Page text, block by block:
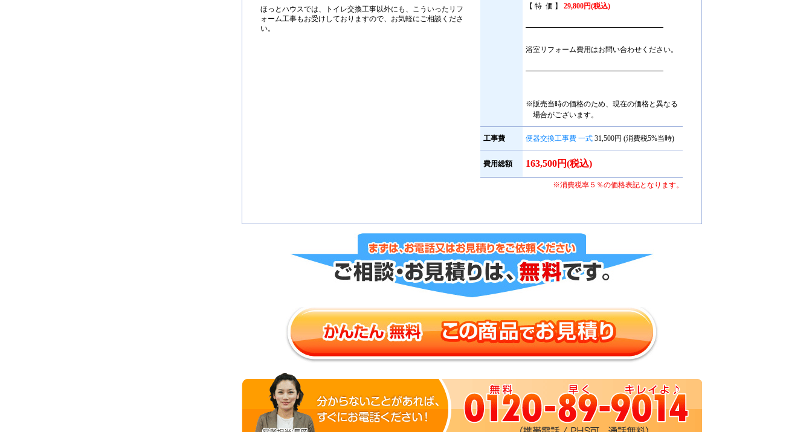
ほっとハウスでは、トイレ交換工事以外にも、こういったリフ
ォーム工事もお受けしておりますので、お気軽にご相談くださ
い。
【 特 価 】 29,800円(税込)
━━━━━━━━━━━━━━━━━━━
浴室リフォーム費用はお問い合わせください。
━━━━━━━━━━━━━━━━━━━
※販売当時の価格のため、現在の価格と異なる
場合がございます。
工事費 便器交換工事費 一式 31,500円 (消費税5%当時)
費用総額 163,500円(税込)
※消費税率５％の価格表記となります。